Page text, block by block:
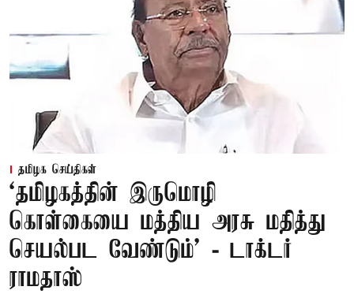
தமிழக செய்திகள்
‘தமிழகத்தின் இருமொழி
கொள்கையை மத்திய அரசு மதித்து
செயல்பட வேண்டும்’ - டாக்டர்
ராமதாஸ்